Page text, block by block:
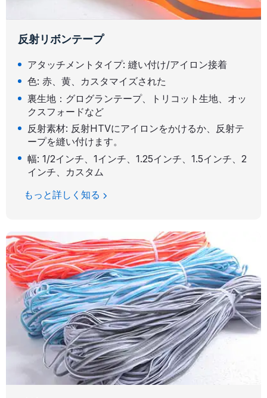
反射リボンテープ
アタッチメントタイプ: 縫い付け/アイロン接着
色: 赤、黄、カスタマイズされた
裏生地：グログランテープ、トリコット生地、オッ
クスフォードなど
反射素材: 反射HTVにアイロンをかけるか、反射テ
ープを縫い付けます。
幅: 1/2インチ、1インチ、1.25インチ、1.5インチ、2
インチ、カスタム
もっと詳しく知る